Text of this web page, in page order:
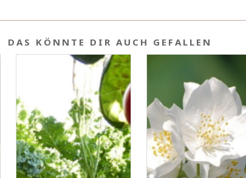
DAS KÖNNTE DIR AUCH GEFALLEN